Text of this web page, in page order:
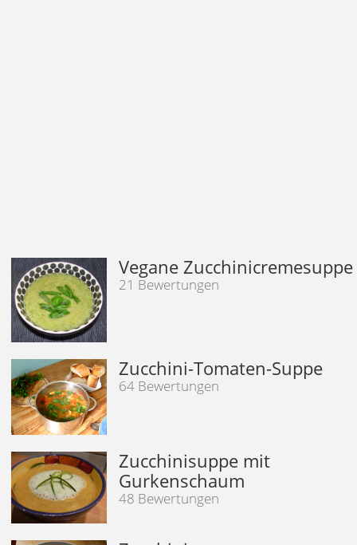
Vegane Zucchinicremesuppe
21 Bewertungen
Zucchini-Tomaten-Suppe
64 Bewertungen
Zucchinisuppe mit
Gurkenschaum
48 Bewertungen